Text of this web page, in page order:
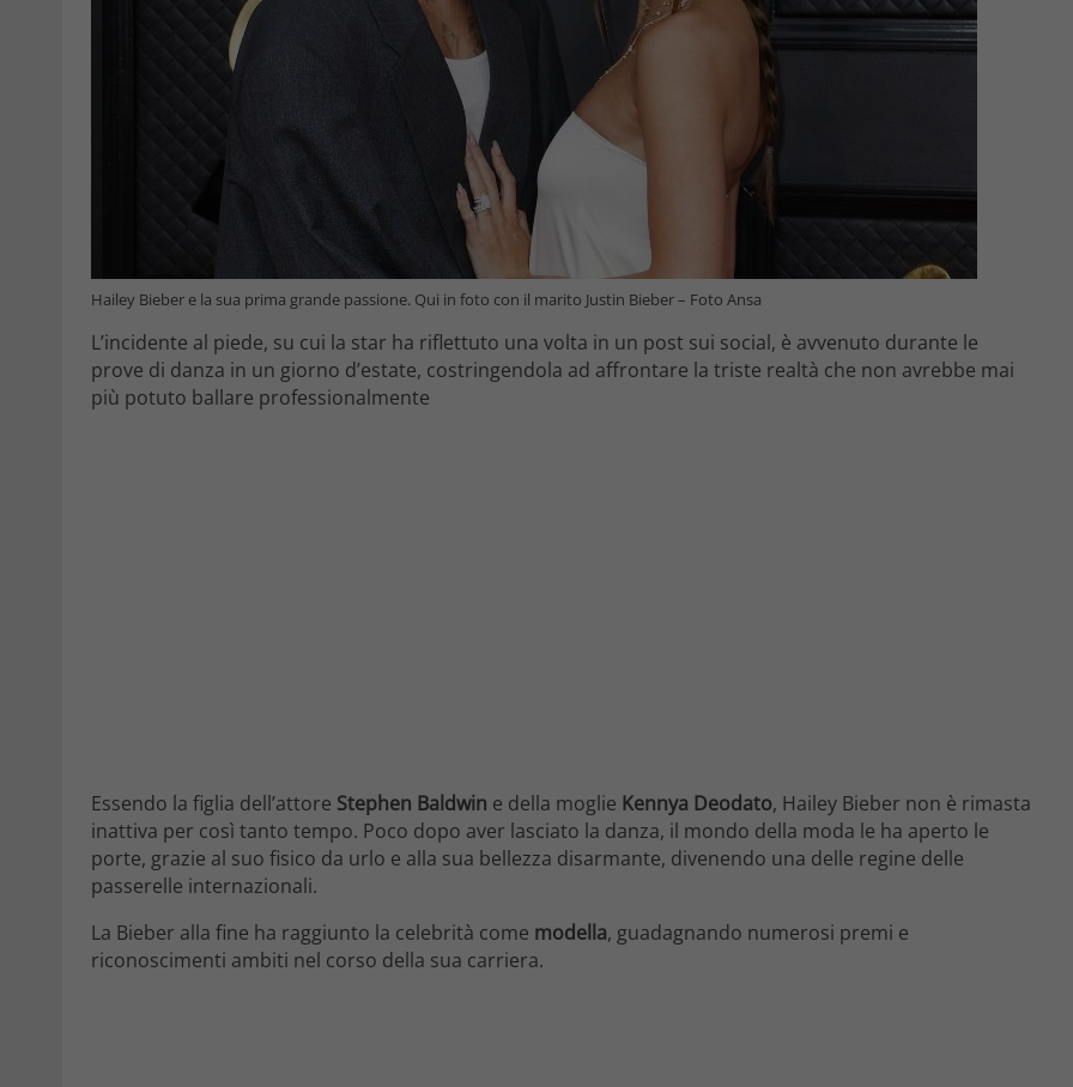
Hailey Bieber e la sua prima grande passione. Qui in foto con il marito Justin Bieber – Foto Ansa
L’incidente al piede, su cui la star ha riflettuto una volta in un post sui social, è avvenuto durante le
prove di danza in un giorno d’estate, costringendola ad affrontare la triste realtà che non avrebbe mai
più potuto ballare professionalmente
Essendo la figlia dell’attore Stephen Baldwin e della moglie Kennya Deodato, Hailey Bieber non è rimasta
inattiva per così tanto tempo. Poco dopo aver lasciato la danza, il mondo della moda le ha aperto le
porte, grazie al suo fisico da urlo e alla sua bellezza disarmante, divenendo una delle regine delle
passerelle internazionali.
La Bieber alla fine ha raggiunto la celebrità come modella, guadagnando numerosi premi e
riconoscimenti ambiti nel corso della sua carriera.